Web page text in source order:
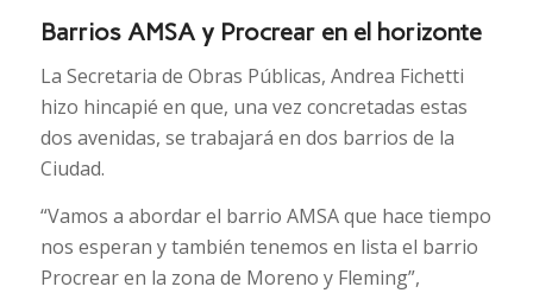
Barrios AMSA y Procrear en el horizonte
La Secretaria de Obras Públicas, Andrea Fichetti
hizo hincapié en que, una vez concretadas estas
dos avenidas, se trabajará en dos barrios de la
Ciudad.
“Vamos a abordar el barrio AMSA que hace tiempo
nos esperan y también tenemos en lista el barrio
Procrear en la zona de Moreno y Fleming”,